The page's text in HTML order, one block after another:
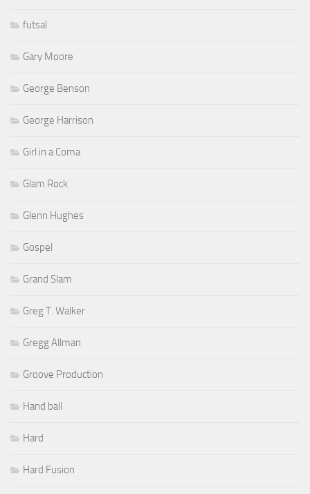
futsal
Gary Moore
George Benson
George Harrison
Girl in a Coma
Glam Rock
Glenn Hughes
Gospel
Grand Slam
Greg T. Walker
Gregg Allman
Groove Production
Hand ball
Hard
Hard Fusion